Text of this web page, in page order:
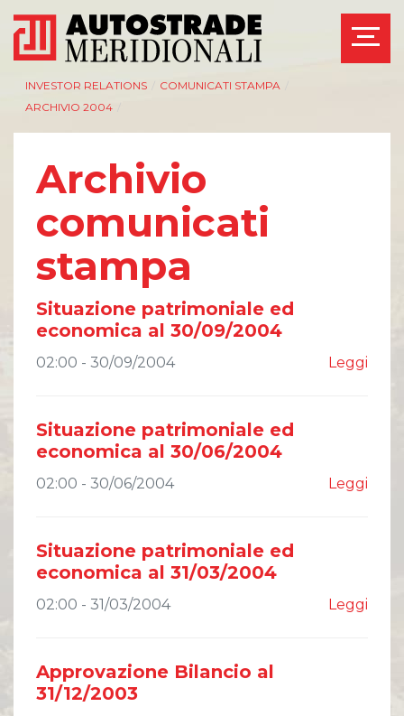
AZIENDA
Management
Bilanci e relazioni
intermedie
Modello Organizzativo
Linee Guida del
Gruppo ASPI
Governance
documentazione
disponibile
Organi Sociali
ETHICS OFFICE
INVESTOR RELATIONS COMUNICATI STAMPA
ARCHIVIO 2004
Archivio
comunicati
stampa
Situazione patrimoniale ed
economica al 30/09/2004
02:00 - 30/09/2004 Leggi
Situazione patrimoniale ed
economica al 30/06/2004
02:00 - 30/06/2004 Leggi
Situazione patrimoniale ed
economica al 31/03/2004
02:00 - 31/03/2004 Leggi
Approvazione Bilancio al
31/12/2003